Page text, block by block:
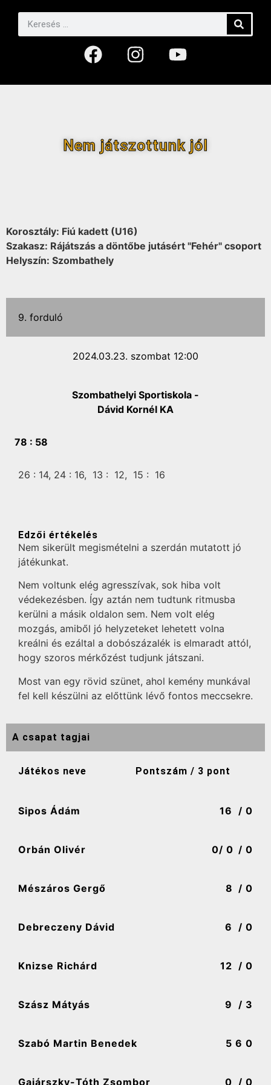
Nem játszottunk jól
Korosztály: Fiú kadett (U16)
Szakasz: Rájátszás a döntőbe jutásért "Fehér" csoport
Helyszín: Szombathely
9. forduló
2024.03.23. szombat 12:00
Szombathelyi Sportiskola -
Dávid Kornél KA
78 : 58
26 : 14, 24 : 16, 13 : 12, 15 : 16
Edzői értékelés
Nem sikerült megismételni a szerdán mutatott jó
játékunkat.
Nem voltunk elég agresszívak, sok hiba volt
védekezésben. Így aztán nem tudtunk ritmusba
kerülni a másik oldalon sem. Nem volt elég
mozgás, amiből jó helyzeteket lehetett volna
kreálni és ezáltal a dobószázalék is elmaradt attól,
hogy szoros mérkőzést tudjunk játszani.
Most van egy rövid szünet, ahol kemény munkával
fel kell készülni az előttünk lévő fontos meccsekre.
A csapat tagjai
Játékos neve Pontszám / 3 pont
Sipos Ádám 16 / 0
Orbán Olivér 0/ 0 / 0
Mészáros Gergő 8 / 0
Debreczeny Dávid 6 / 0
Knizse Richárd 12 / 0
Szász Mátyás 9 / 3
Szabó Martin Benedek 5 6 0
Gajárszky-Tóth Zsombor 0 / 0